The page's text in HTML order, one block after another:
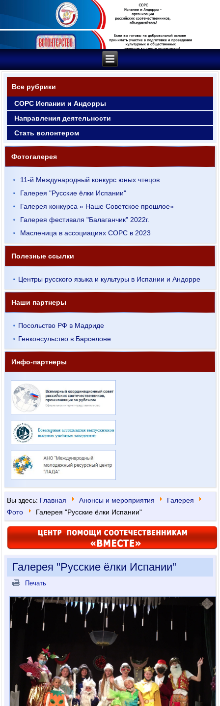
Все рубрики
СОРС Испании и Андорры
Направления деятельности
Стать волонтером
Фотогалерея
11-й Международный конкурс юных чтецов
Галерея "Русские ёлки Испании"
Галерея конкурса « Наше Советское прошлое»
Галерея фестиваля "Балаганчик" 2022г.
Масленица в ассоциациях СОРС в 2023
Полезные ссылки
Центры русского языка и культуры в Испании и Андорре
Наши партнеры
Посольство РФ в Мадриде
Генконсульство в Барселоне
Инфо-партнеры
Вы здесь: Главная Анонсы и мероприятия
Галерея
Фото
Галерея "Русские ёлки Испании"
Галерея "Русские ёлки Испании"
Печать